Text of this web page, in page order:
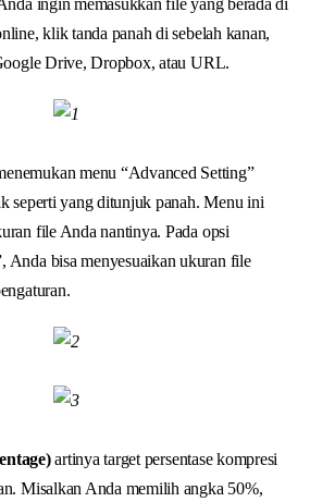
klik tanda panah di sebelah kanan,
Drive, Dropbox, atau URL.
menu “Advanced Setting”
seperti yang ditunjuk panah. Menu ini
file Anda nantinya. Pada opsi
Anda bisa menyesuaikan ukuran file
artinya target persentase kompresi
Misalkan Anda memilih angka 50%,